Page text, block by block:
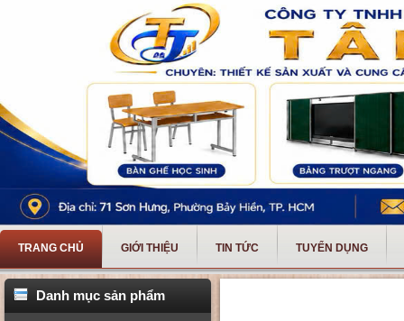
TRANG CHỦ GIỚI THIỆU TIN TỨC TUYỂN DỤNG
Danh mục sản phẩm